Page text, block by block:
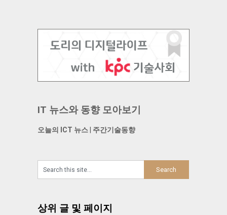
IT 뉴스와 동향 모아보기
오늘의 ICT 뉴스| 주간기술동향
상위 글 및 페이지